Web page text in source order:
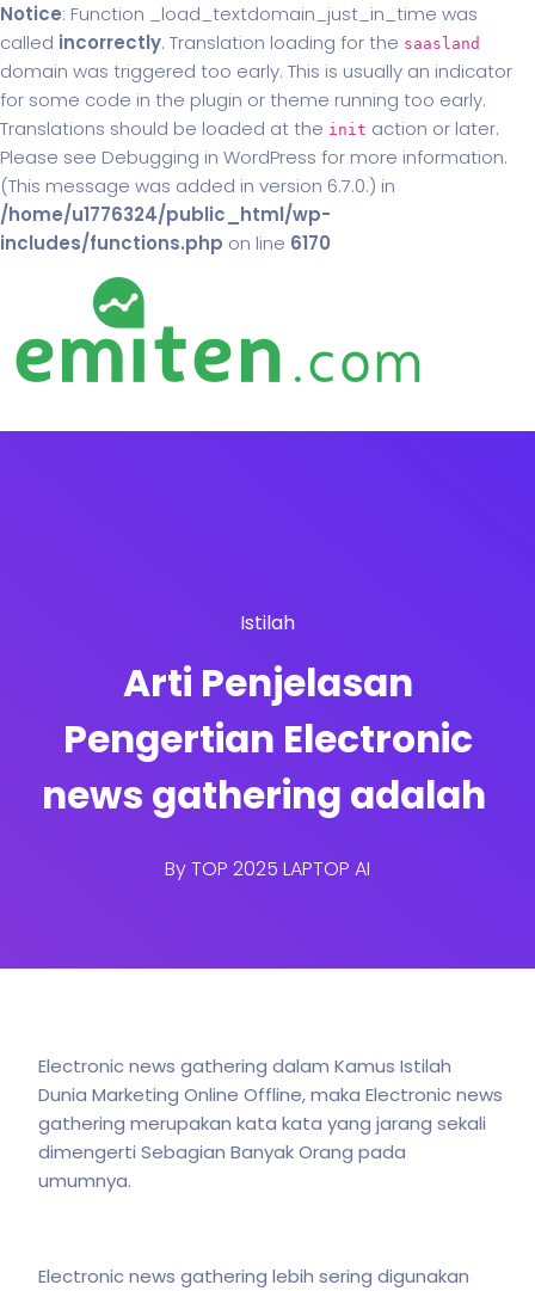
Notice: Function _load_textdomain_just_in_time was
called incorrectly. Translation loading for the saasland
domain was triggered too early. This is usually an indicator
for some code in the plugin or theme running too early.
Translations should be loaded at the init action or later.
Please see Debugging in WordPress for more information.
(This message was added in version 6.7.0.) in
/home/u1776324/public_html/wp-
includes/functions.php on line 6170
Istilah
Arti Penjelasan
Pengertian Electronic
news gathering adalah
ByTOP 2025 LAPTOP AI
Electronic news gathering dalam Kamus Istilah
Dunia Marketing Online Offline, maka Electronic news
gathering merupakan kata kata yang jarang sekali
dimengerti Sebagian Banyak Orang pada
umumnya.
Electronic news gathering lebih sering digunakan